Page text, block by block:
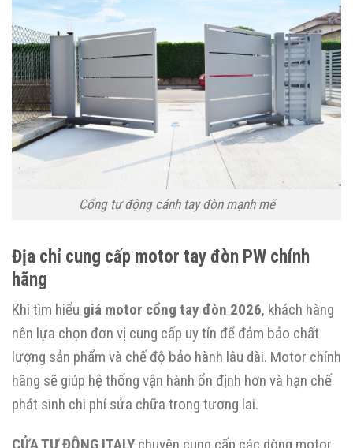
Cổng tự động cánh tay đòn mạnh mẽ
Địa chỉ cung cấp motor tay đòn PW chính
hãng
Khi tìm hiểu giá motor cổng tay đòn 2026, khách hàng
nên lựa chọn đơn vị cung cấp uy tín để đảm bảo chất
lượng sản phẩm và chế độ bảo hành lâu dài. Motor chính
hãng sẽ giúp hệ thống vận hành ổn định hơn và hạn chế
phát sinh chi phí sửa chữa trong tương lai.